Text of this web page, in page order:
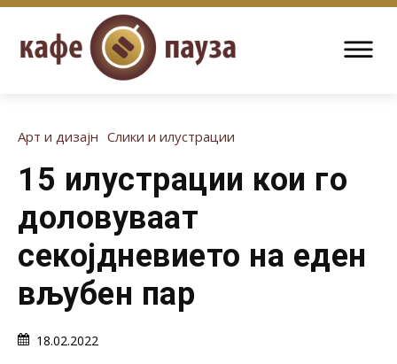
Арт и дизајн Слики и илустрации
15 илустрации кои го
доловуваат
секојдневието на еден
вљубен пар
18.02.2022